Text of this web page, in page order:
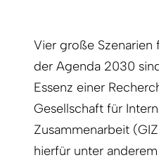
Vier große
der Agenda 2030
Essenz einer
Gesellschaft für
Zusammenarbeit
hierfür unter